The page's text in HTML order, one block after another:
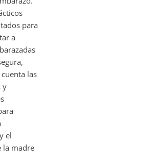
para
a
las
y
el
la madre